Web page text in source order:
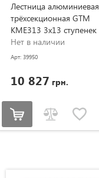
Лестница алюминиевая
трёхсекционная GTM
KME313 3x13 ступенек
3.53-8.93м (KME313)
Нет в наличии
Арт: 39950
10 827 грн.